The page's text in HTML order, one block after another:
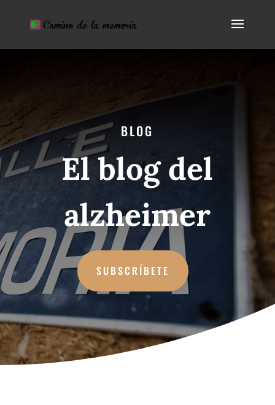
BLOG
El blog del
alzheimer
SUBSCRÍBETE